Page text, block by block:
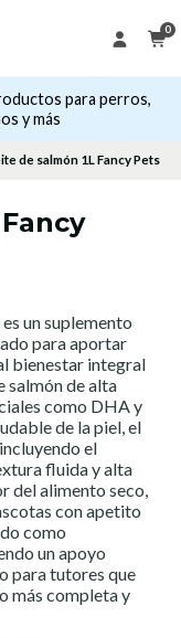
0
para perros,
y más
de salmón 1L Fancy Pets
un suplemento
para aportar
bienestar integral
salmón de alta
como DHA y
de la piel, el
el
fluida y alta
del alimento seco,
con apetito
como
un apoyo
para tutores que
más completa y